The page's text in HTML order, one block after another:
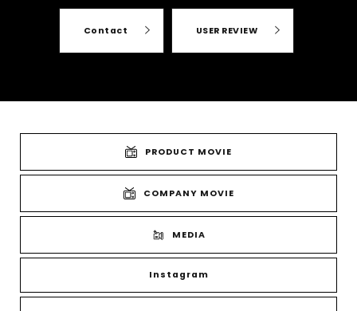
Contact USER REVIEW
PRODUCT MOVIE
COMPANY MOVIE
MEDIA
Instagram